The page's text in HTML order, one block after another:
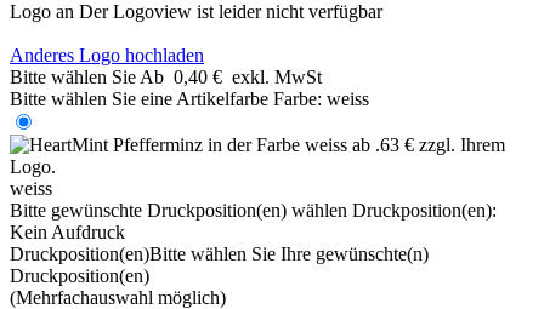
Logo an Der Logoview ist leider nicht verfügbar
Anderes Logo hochladen
Bitte wählen Sie Ab 0,40 € exkl. MwSt
Bitte wählen Sie eine Artikelfarbe Farbe: weiss
weiss
Bitte gewünschte Druckposition(en) wählen Druckposition(en):
Kein Aufdruck
Druckposition(en)Bitte wählen Sie Ihre gewünschte(n)
Druckposition(en)
(Mehrfachauswahl möglich)